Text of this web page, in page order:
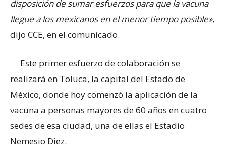
disposición de sumar esfuerzos para que la vacuna
llegue a los mexicanos en el menor tiempo posible»,
dijo CCE, en el comunicado.
Este primer esfuerzo de colaboración se
realizará en Toluca, la capital del Estado de
México, donde hoy comenzó la aplicación de la
vacuna a personas mayores de 60 años en cuatro
sedes de esa ciudad, una de ellas el Estadio
Nemesio Diez.